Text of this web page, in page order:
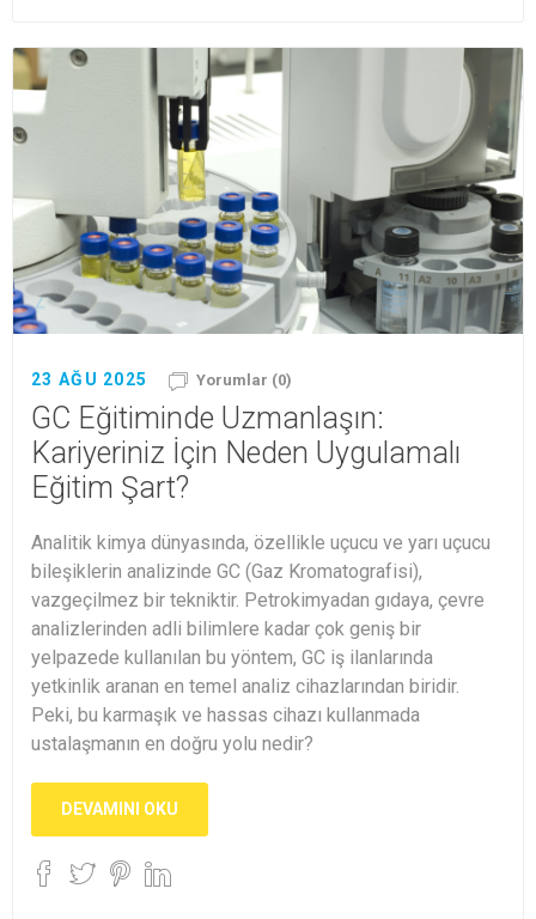
23 AĞU 2025 Yorumlar (0)
GC Eğitiminde Uzmanlaşın:
Kariyeriniz İçin Neden Uygulamalı
Eğitim Şart?
Analitik kimya dünyasında, özellikle uçucu ve yarı uçucu
bileşiklerin analizinde GC (Gaz Kromatografisi),
vazgeçilmez bir tekniktir. Petrokimyadan gıdaya, çevre
analizlerinden adli bilimlere kadar çok geniş bir
yelpazede kullanılan bu yöntem, GC iş ilanlarında
yetkinlik aranan en temel analiz cihazlarından biridir.
Peki, bu karmaşık ve hassas cihazı kullanmada
ustalaşmanın en doğru yolu nedir?
DEVAMINI OKU